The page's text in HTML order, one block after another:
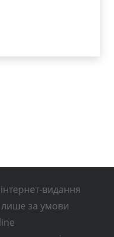
видання
лише за умови